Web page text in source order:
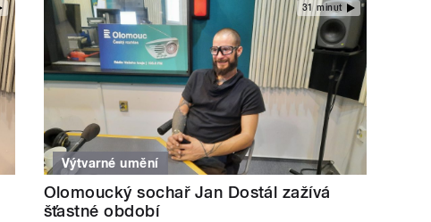
31 minut
Výtvarné umění
Olomoucký sochař Jan Dostál zažívá
šťastné období